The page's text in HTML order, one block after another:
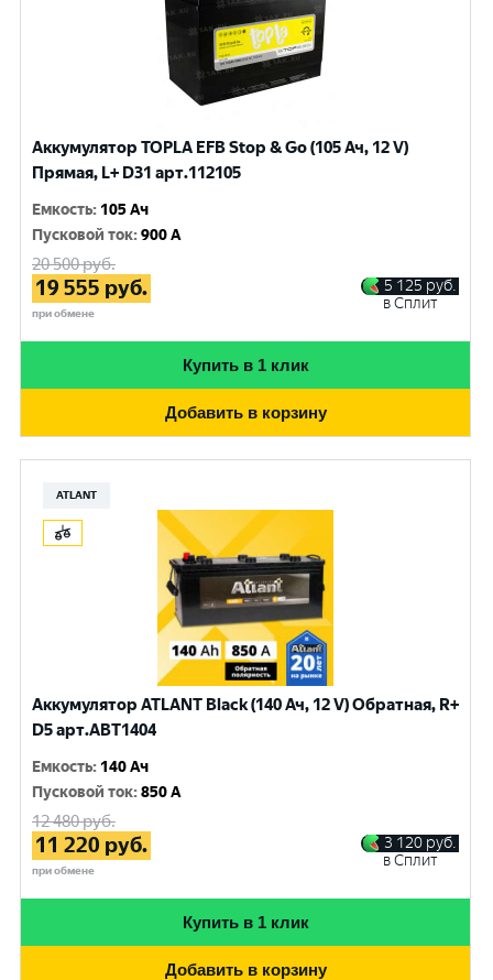
Аккумулятор TOPLA EFB Stop & Go (105 Ач, 12 V)
Прямая, L+ D31 арт.112105
Емкость: 105 Ач
Пусковой ток:900 A
20 500руб.
19 555 руб.
при обмене
5 125 руб.
в Сплит
Купить в 1 клик
Добавить в корзину
ATLANT
Аккумулятор ATLANT Black (140 Ач, 12 V) Обратная, R+
D5 арт.ABT1404
Емкость: 140 Ач
Пусковой ток:850 A
12 480руб.
11 220 руб.
при обмене
3 120 руб.
в Сплит
Купить в 1 клик
Добавить в корзину